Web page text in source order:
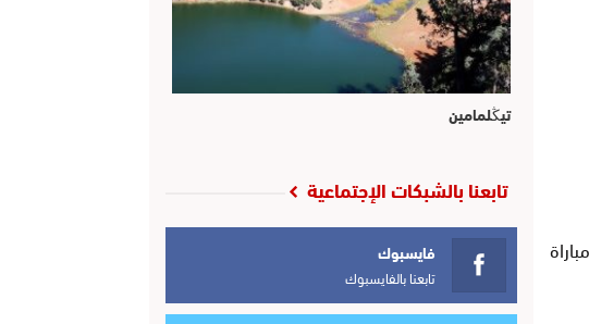
تيڭلمامين
تابعنا بالشبكات الإجتماعية
فايسبوك
تابعنا بالفايسبوك